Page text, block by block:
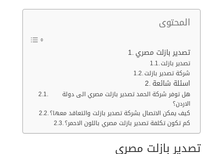
المحتوى
تصدير بازلت مصري
تصدير بازلت
شركة تصدير بازلت
اسئلة شائعة
هل توفر شركة الحمد تصدير بازلت مصري الى دولة
الاردن؟
كيف يمكن الاتصال بشركة تصدير بازلت والتعاقد معها؟
كم تكون تكلفة تصدير بازلت مصري باللون الاحمر؟
تصدير بازلت مصري